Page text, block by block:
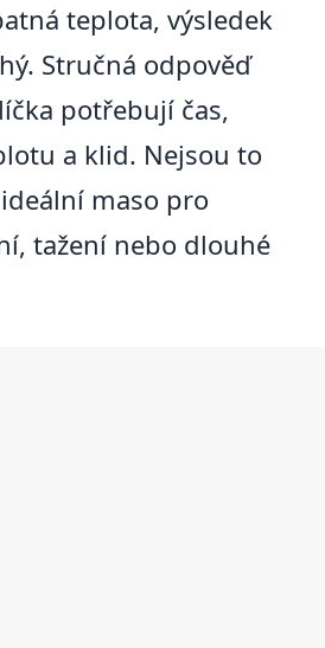
teplota, výsledek
Stručná odpověď
potřebují čas,
a klid. Nejsou to
maso pro
tažení nebo dlouhé